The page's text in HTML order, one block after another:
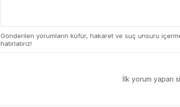
Gönderilen yorumların küfür, hakaret ve suç unsuru
hatırlatırız!
İlk yorum yapan